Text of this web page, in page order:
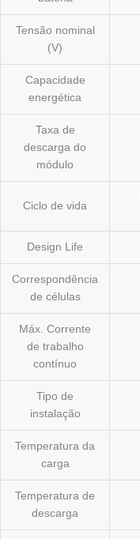
Tensão nominal
(V)
Capacidade
energética
Taxa de
descarga do
módulo
Ciclo de vida
Design Life
Correspondência
de células
Máx. Corrente
de trabalho
contínuo
Tipo de
instalação
Temperatura da
carga
Temperatura de
descarga